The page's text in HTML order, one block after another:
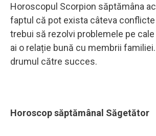
Horoscopul Scorpion săptămâna
faptul că pot exista câteva conflicte
trebui să rezolvi problemele pe
ai o relație bună cu membrii
drumul către succes.
Horoscop săptămânal Săgetător